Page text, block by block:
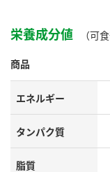
栄養成分値 （可
商品
エネルギー
タンパク質
脂質